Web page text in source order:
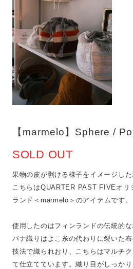
【marmelo】Sphere /
SOLD OUT
果物の皮が剥ける様子をイメージし
こちらはQUARTER PAST FIVEオリ
ランド＜marmelo＞のアイテムです。
使用したのはフィンランドの伝統的
パナ織りはよこ糸の代わりに裂いた
技法で織られおり、こちらはマルチ
て仕立てています。織り目がしっか